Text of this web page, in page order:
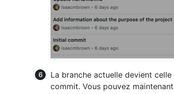
La branche actuelle devient
commit. Vous pouvez